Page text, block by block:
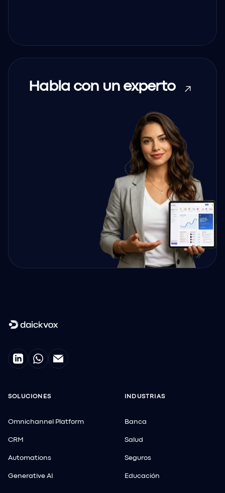
Habla con un experto
SOLUCIONES
Omnichannel Platform
CRM
Automations
Generative AI
INDUSTRIAS
Banca
Salud
Seguros
Educación